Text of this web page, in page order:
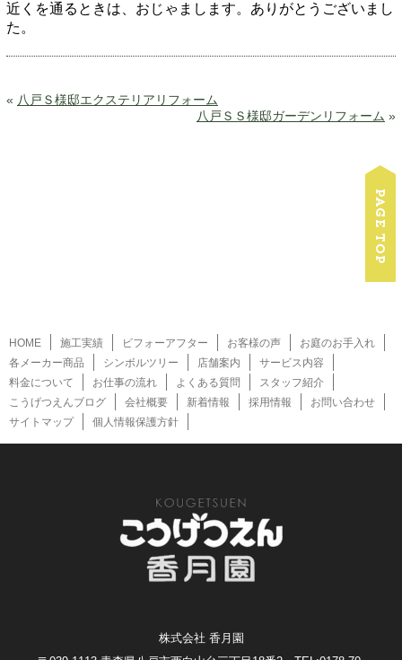
近くを通るときは、おじゃまします。ありがとうございまし
た。
« 八戸Ｓ様邸エクステリアリフォーム
八戸ＳＳ様邸ガーデンリフォーム »
HOME 施工実績 ビフォーアフター お客様の声
お庭のお手入れ
各メーカー商品
シンボルツリー 店舗案内
サービス内容
料金について
お仕事の流れ よくある質問
スタッフ紹介
こうげつえんブログ
会社概要 新着情報 採用情報
お問い合わせ
サイトマップ
個人情報保護方針
株式会社 香月園